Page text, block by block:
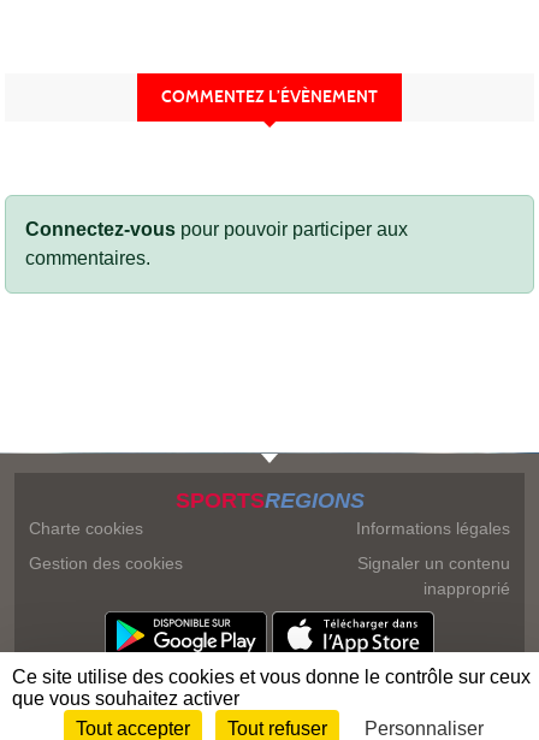
COMMENTEZ L’ÉVÈNEMENT
Connectez-vous pour pouvoir participer aux
commentaires.
SPORTSREGIONS
Charte cookies
Gestion des cookies
Informations légales
Signaler un contenu
inapproprié
Envie de participer ? Connexion
Ce site utilise des cookies et vous donne le contrôle sur ceux
que vous souhaitez activer
Tout accepter
Tout refuser Personnaliser